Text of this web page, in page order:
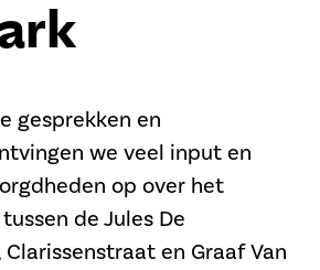
gesprekken en
we veel input en
op over het
de Jules De
en Graaf Van